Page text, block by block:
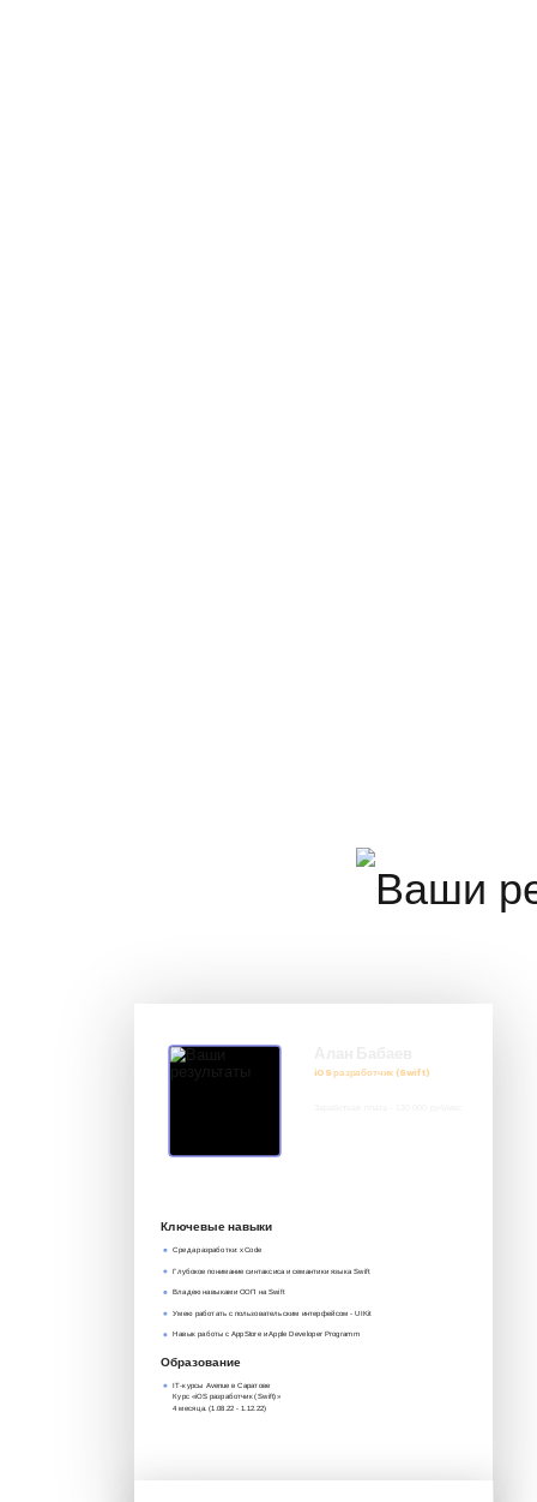
iOS разработчик (Swift)
Ключевые навыки
Среда разработки: xCode
Глубокое понимание синтаксиса и семантики языка Swift
Владею навыками ООП на Swift
Умею работать с пользовательским интерфейсом - UIKit
Навык работы с AppStore и Apple Developer Programm
Образование
IT-курсы Avenue в Саратове
Курс «iOS разработчик (Swift)»‎
4 месяца. (1.08.22 - 1.12.22)